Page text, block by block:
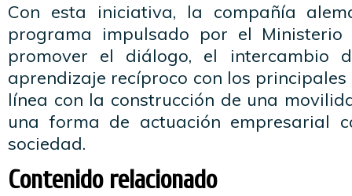
Con esta iniciativa, la compañía
programa impulsado por el
promover el diálogo, el intercambio
aprendizaje recíproco con los principales
línea con la construcción de una
una forma de actuación empresarial
sociedad.
Contenido relacionado